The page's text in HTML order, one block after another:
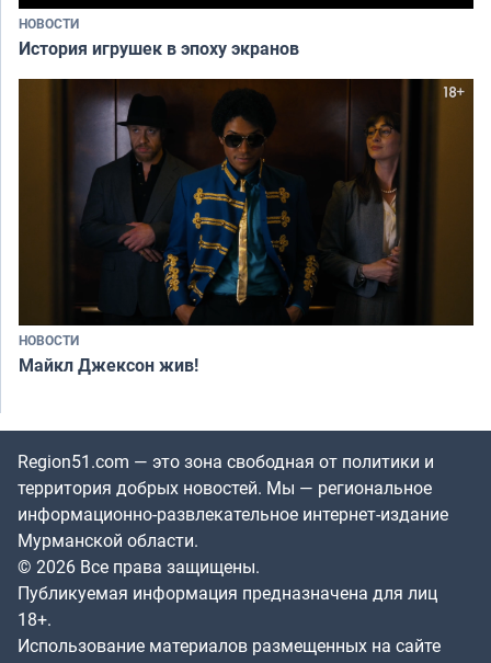
НОВОСТИ
История игрушек в эпоху экранов
НОВОСТИ
Майкл Джексон жив!
Region51.com — это зона свободная от политики и
территория добрых новостей. Мы — региональное
информационно-развлекательное интернет-издание
Мурманской области.
© 2026 Все права защищены.
Публикуемая информация предназначена для лиц
18+.
Использование материалов размещенных на сайте